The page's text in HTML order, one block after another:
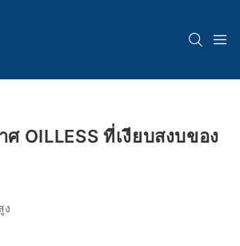
ศ OILLESS ที่เงียบสงบของ
ง